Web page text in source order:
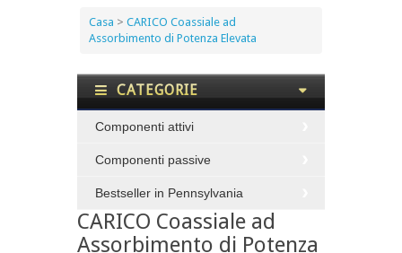
Casa > CARICO Coassiale ad
Assorbimento di Potenza Elevata
CATEGORIE
Componenti attivi
Componenti passive
Bestseller in Pennsylvania
CARICO Coassiale ad
Assorbimento di Potenza